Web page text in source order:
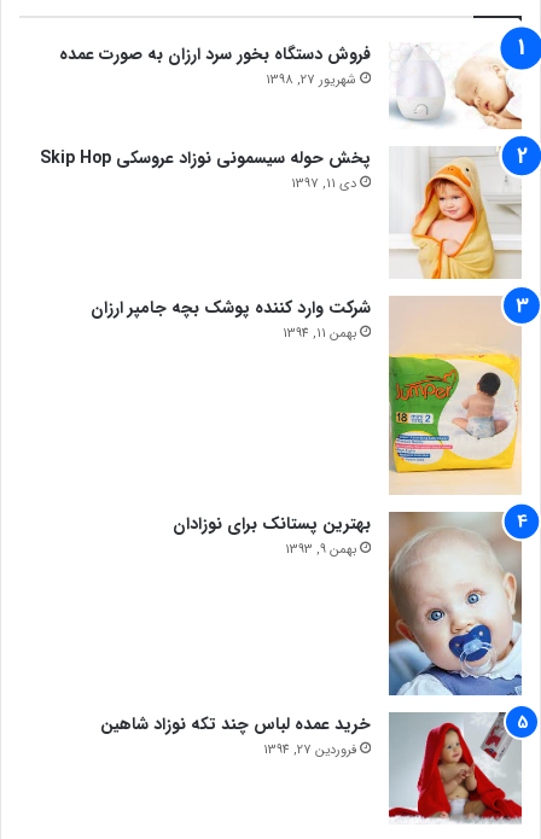
فروش دستگاه بخور سرد ارزان به صورت عمده
شهریور 27, 1398
پخش حوله سیسمونی نوزاد عروسکی Skip Hop
دی 11, 1397
شرکت وارد کننده پوشک بچه جامپر ارزان
بهمن 11, 1394
بهترین پستانک برای نوزادان
بهمن 9, 1393
خرید عمده لباس چند تکه نوزاد شاهین
فروردین 27, 1394